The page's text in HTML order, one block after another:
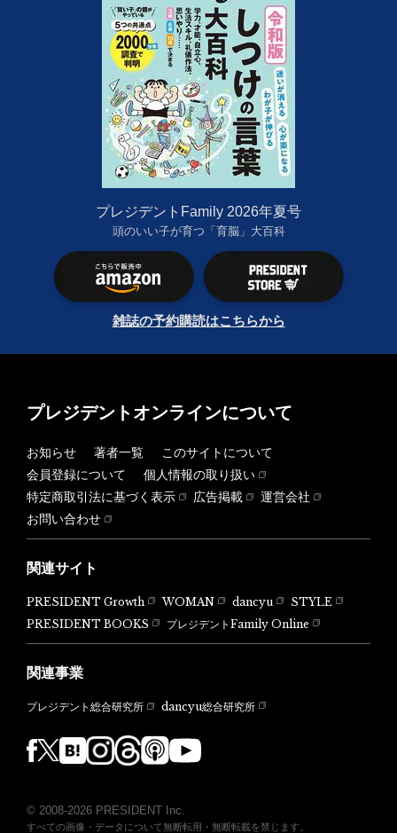
プレジデントFamily 2026年夏号
頭のいい子が育つ「育脳」大百科
雑誌の予約購読はこちらから
プレジデントオンラインについて
お知らせ 著者一覧
このサイトについて
会員登録について
個人情報の取り扱い
特定商取引法に基づく表示
広告掲載
運営会社
お問い合わせ
関連サイト
PRESIDENT Growth WOMAN dancyu
STYLE
PRESIDENT BOOKS
プレジデントFamily Online
関連事業
プレジデント総合研究所 dancyu総合研究所
© 2008-2026 PRESIDENT Inc.
すべての画像・データについて無断転用・無断転載を禁じます。